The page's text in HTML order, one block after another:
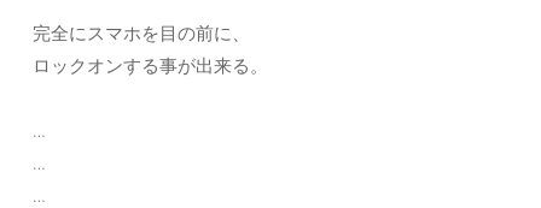
完全にスマホを目の前に、
ロックオンする事が出来る。
…
…
…